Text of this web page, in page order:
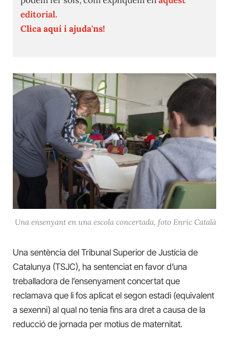
editorial.
Clica aquí i ajuda'ns!
Una ensenyant en una escola concertada, foto Enric Català
Una sentència del Tribunal Superior de Justícia de
Catalunya (TSJC), ha sentenciat en favor d’una
treballadora de l’ensenyament concertat que
reclamava que li fos aplicat el segon estadi (equivalent
a sexenni) al qual no tenia fins ara dret a causa de la
reducció de jornada per motius de maternitat.